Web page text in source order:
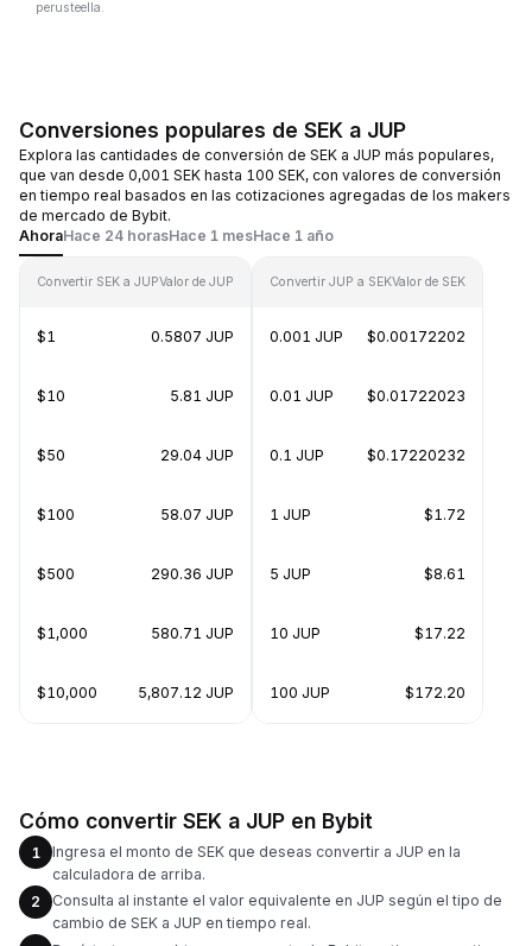
perusteella.
Conversiones populares de SEK a JUP
Explora las cantidades de conversión de SEK a JUP más populares,
que van desde 0,001 SEK hasta 100 SEK, con valores de conversión
en tiempo real basados en las cotizaciones agregadas de los makers
de mercado de Bybit.
AhoraHace 24 horasHace 1 mesHace 1 año
Convertir SEK a JUPValor de JUP
$1 0.5807 JUP
$10 5.81 JUP
$50 29.04 JUP
$100 58.07 JUP
$500 290.36 JUP
$1,000 580.71 JUP
$10,000 5,807.12 JUP
Convertir JUP a SEKValor de SEK
0.001 JUP $0.00172202
0.01 JUP $0.01722023
0.1 JUP $0.17220232
1 JUP $1.72
5 JUP $8.61
10 JUP $17.22
100 JUP $172.20
Cómo convertir SEK a JUP en Bybit
1
Ingresa el monto de SEK que deseas convertir a JUP en la
calculadora de arriba.
2
Consulta al instante el valor equivalente en JUP según el tipo de
cambio de SEK a JUP en tiempo real.